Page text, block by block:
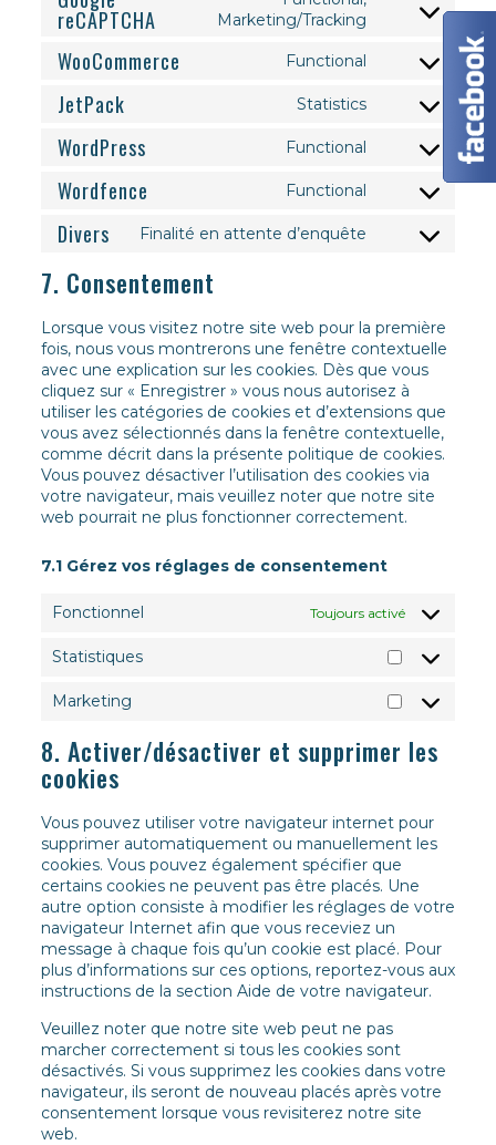
reCAPTCHA
Marketing/Tracking
Consent
service
recaptcha
WooCommerce Functional
Consent
service
JetPack Statistics
Consent
service
WordPress Functional
Consent
service
Wordfence Functional
Consent
service
Divers Finalité en attente d’enquête
Consent
7. Consentement
Lorsque vous visitez notre site web pour la première
fois, nous vous montrerons une fenêtre contextuelle
avec une explication sur les cookies. Dès que vous
cliquez sur « Enregistrer » vous nous autorisez à
utiliser les catégories de cookies et d’extensions que
vous avez sélectionnés dans la fenêtre contextuelle,
comme décrit dans la présente politique de cookies.
Vous pouvez désactiver l’utilisation des cookies via
votre navigateur, mais veuillez noter que notre site
web pourrait ne plus fonctionner correctement.
7.1 Gérez vos réglages de consentement
Fonctionnel Toujours activé
Statistiques
Marketing
Marketing
8. Activer/désactiver et supprimer les
cookies
Vous pouvez utiliser votre navigateur internet pour
supprimer automatiquement ou manuellement les
cookies. Vous pouvez également spécifier que
certains cookies ne peuvent pas être placés. Une
autre option consiste à modifier les réglages de votre
navigateur Internet afin que vous receviez un
message à chaque fois qu’un cookie est placé. Pour
plus d’informations sur ces options, reportez-vous aux
instructions de la section Aide de votre navigateur.
Veuillez noter que notre site web peut ne pas
marcher correctement si tous les cookies sont
désactivés. Si vous supprimez les cookies dans votre
navigateur, ils seront de nouveau placés après votre
consentement lorsque vous revisiterez notre site
web.